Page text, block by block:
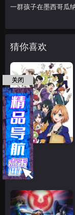
一群孩子在墨西哥瓜
猜你喜欢
白箱
已完结
关闭